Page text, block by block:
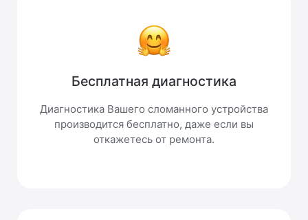
Бесплатная диагностика
Диагностика Вашего сломанного устройства
производится бесплатно, даже если вы
откажетесь от ремонта.